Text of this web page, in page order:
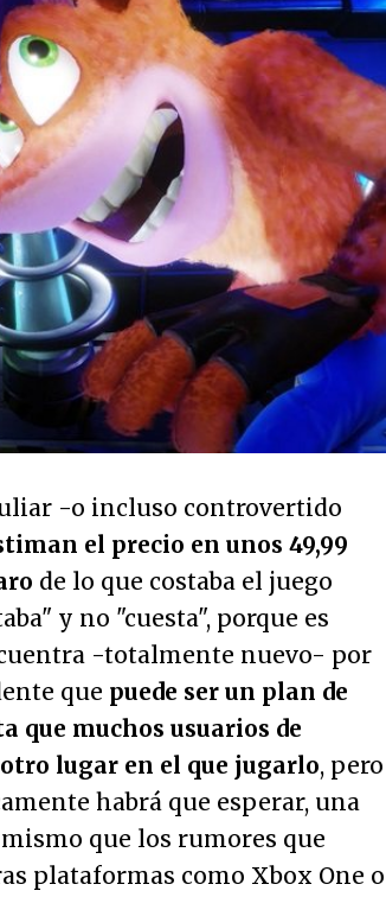
-o incluso controvertido
el precio en unos 49,99
de lo que costaba el juego
y no "cuesta", porque es
-totalmente nuevo- por
que puede ser un plan de
que muchos usuarios de
lugar en el que jugarlo, pero
habrá que esperar, una
que los rumores que
plataformas como Xbox One o